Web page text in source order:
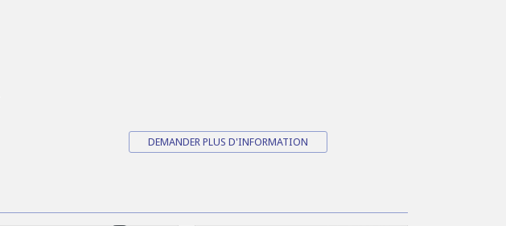
DEMANDER PLUS D'INFORMATION